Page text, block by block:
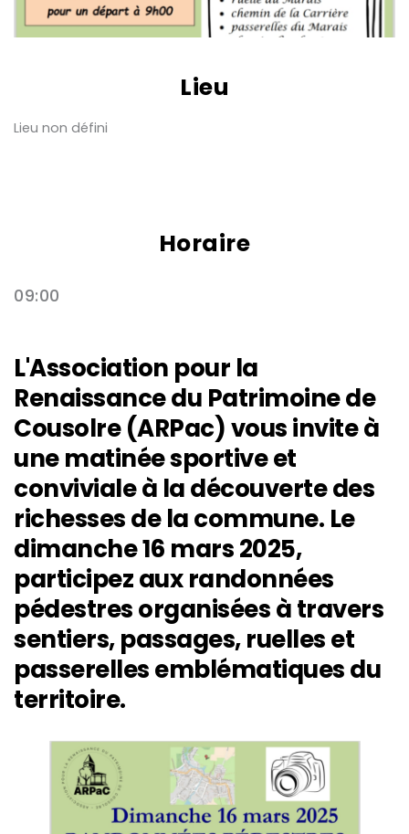
Lieu
Lieu non défini
Horaire
09:00
L'Association pour la
Renaissance du Patrimoine de
Cousolre (ARPac) vous invite à
une matinée sportive et
conviviale à la découverte des
richesses de la commune. Le
dimanche 16 mars 2025,
participez aux randonnées
pédestres organisées à travers
sentiers, passages, ruelles et
passerelles emblématiques du
territoire.